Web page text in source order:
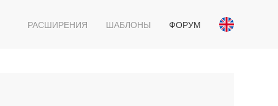
РАСШИРЕНИЯ ШАБЛОНЫ ФОРУМ